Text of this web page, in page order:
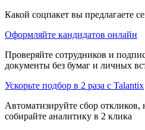
Какой соцпакет вы предлагаете
Оформляйте кандидатов онлайн
Проверяйте сотрудников и
документы без бумаг и личных
Ускорьте подбор в 2 раза с Talantix
Автоматизируйте сбор откликов,
собирайте аналитику в 2 клика